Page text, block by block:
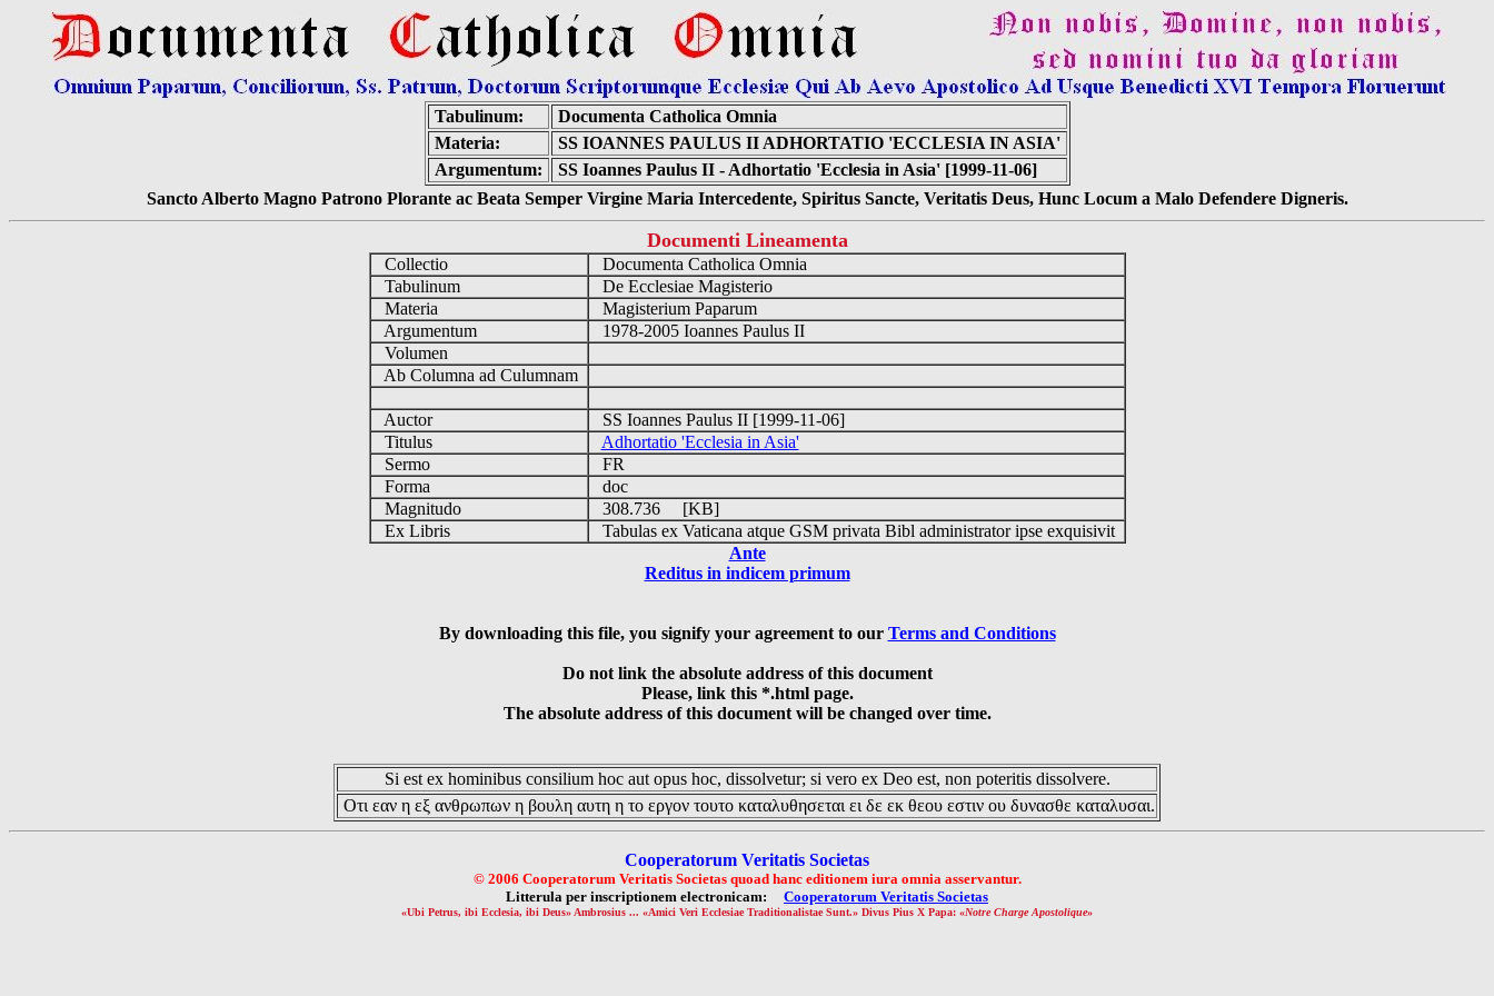
Tabulinum:
Documenta Catholica Omnia
Materia:
SS IOANNES PAULUS II ADHORTATIO 'ECCLESIA IN ASIA'
Argumentum:
SS Ioannes Paulus II - Adhortatio 'Ecclesia in Asia' [1999-11-06]
Sancto Alberto Magno Patrono Plorante ac Beata Semper Virgine Maria Intercedente, Spiritus Sancte, Veritatis Deus, Hunc Locum a Malo Defendere Digneris.
Documenti Lineamenta
Collectio
Documenta Catholica Omnia
Tabulinum
De Ecclesiae Magisterio
Materia
Magisterium Paparum
Argumentum
1978-2005 Ioannes Paulus II
Volumen
Ab Columna ad Culumnam
Auctor
SS Ioannes Paulus II [1999-11-06]
Titulus
Adhortatio 'Ecclesia in Asia'
Sermo
FR
Forma
doc
Magnitudo
308.736 [KB]
Ex Libris
Tabulas ex Vaticana atque GSM privata Bibl administrator ipse exquisivit
Ante
Reditus in indicem primum
By downloading this file, you signify your agreement to our Terms and Conditions
Do not link the absolute address of this document
Please, link this *.html page.
The absolute address of this document will be changed over time.
Si est ex hominibus consilium hoc aut opus hoc, dissolvetur; si vero ex Deo est, non poteritis dissolvere.
Οτι εαν η εξ ανθρωπων η βουλη αυτη η το εργον τουτο καταλυθησεται ει δε εκ θεου εστιν ου δυνασθε καταλυσαι.
Cooperatorum Veritatis Societas
© 2006 Cooperatorum Veritatis Societas quoad hanc editionem iura omnia asservantur.
Litterula per inscriptionem electronicam: Cooperatorum Veritatis Societas
«Ubi Petrus, ibi Ecclesia, ibi Deus» Ambrosius ... «Amici Veri Ecclesiae Traditionalistae Sunt.» Divus Pius X Papa: «Notre Charge Apostolique»